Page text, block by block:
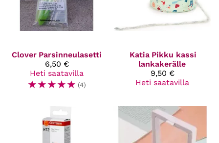
Clover Parsinneulasetti
6,50 €
Heti saatavilla
☆☆☆☆☆ (4)
Katia Pikku kassi
lankakerälle
9,50 €
Heti saatavilla